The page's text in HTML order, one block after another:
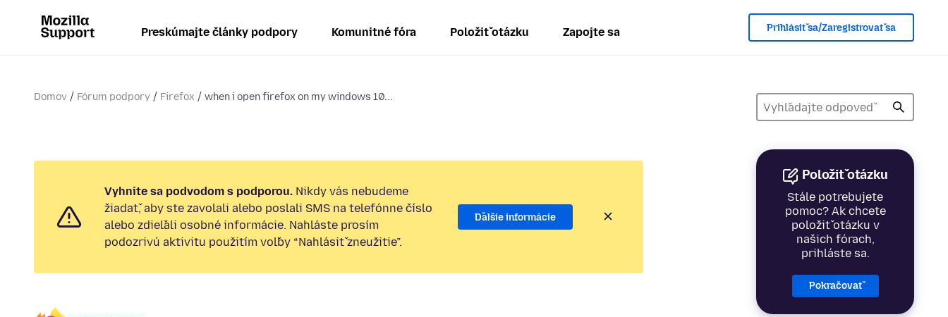
Preskúmajte články podpory Komunitné fóra Položiť otázku Zapojte sa Prihlásiť sa/Zaregistrovať sa
Domov Fórum podpory Firefox when i open firefox on my windows 10...
Položiť otázku
Stále potrebujete
pomoc? Ak chcete
položiť otázku v
našich fórach,
prihláste sa.
Pokračovať
Vyhnite sa podvodom s podporou. Nikdy vás nebudeme
žiadať, aby ste zavolali alebo poslali SMS na telefónne číslo
alebo zdieľali osobné informácie. Nahláste prosím
podozrivú aktivitu použitím voľby “Nahlásiť zneužitie”.
Ďalšie informácie